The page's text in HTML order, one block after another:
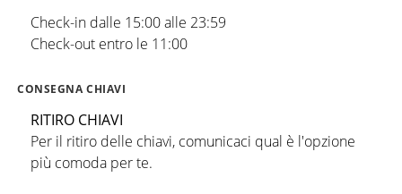
Check-in dalle 15:00 alle 23:59
Check-out entro le 11:00
CONSEGNA CHIAVI
RITIRO CHIAVI
Per il ritiro delle chiavi, comunicaci qual è l'opzione
più comoda per te.